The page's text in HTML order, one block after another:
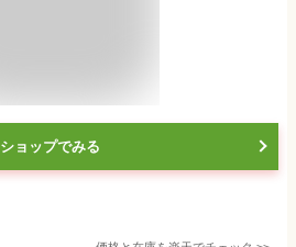
ショップでみる